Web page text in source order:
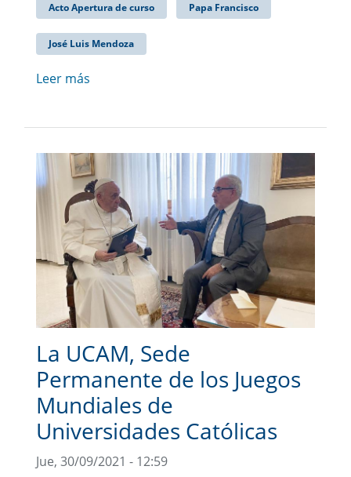
Acto Apertura de curso Papa Francisco
José Luis Mendoza
Leer más
La UCAM, Sede
Permanente de los Juegos
Mundiales de
Universidades Católicas
Jue, 30/09/2021 - 12:59